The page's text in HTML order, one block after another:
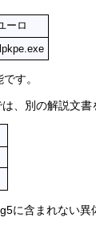
ーロ
す。
、別の解説文書
に含まれない